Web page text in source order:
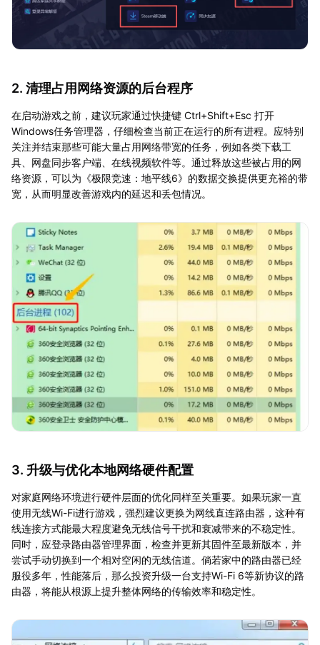
2. 清理占用网络资源的后台程序
在启动游戏之前，建议玩家通过快捷键 Ctrl+Shift+Esc 打开
Windows任务管理器，仔细检查当前正在运行的所有进程。应特别
关注并结束那些可能大量占用网络带宽的任务，例如各类下载工
具、网盘同步客户端、在线视频软件等。通过释放这些被占用的网
络资源，可以为《极限竞速：地平线6》的数据交换提供更充裕的带
宽，从而明显改善游戏内的延迟和丢包情况。
3. 升级与优化本地网络硬件配置
对家庭网络环境进行硬件层面的优化同样至关重要。如果玩家一直
使用无线Wi-Fi进行游戏，强烈建议更换为网线直连路由器，这种有
线连接方式能最大程度避免无线信号干扰和衰减带来的不稳定性。
同时，应登录路由器管理界面，检查并更新其固件至最新版本，并
尝试手动切换到一个相对空闲的无线信道。倘若家中的路由器已经
服役多年，性能落后，那么投资升级一台支持Wi-Fi 6等新协议的路
由器，将能从根源上提升整体网络的传输效率和稳定性。